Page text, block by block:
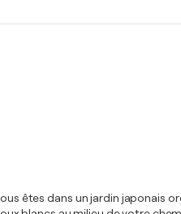
êtes dans un jardin japonais